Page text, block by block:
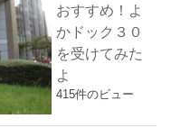
おすすめ！よ
かドック３０
を受けてみた
よ
415件のビュー